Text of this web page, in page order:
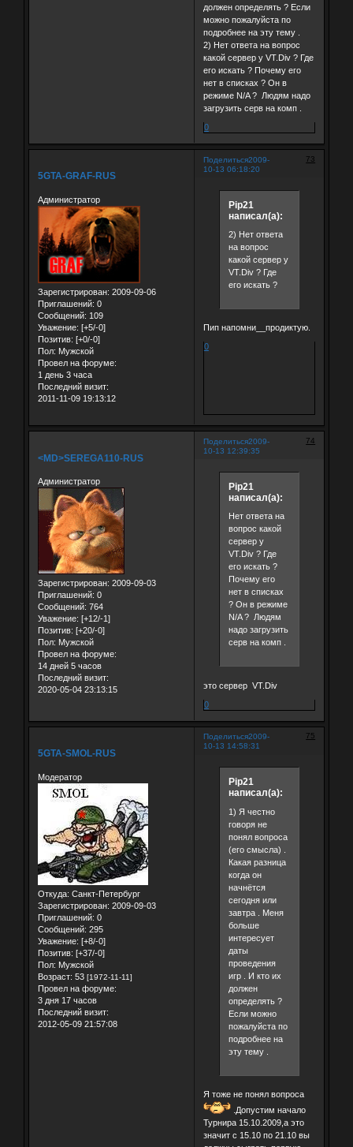
должен определять ? Если
можно пожалуйста по
подробнее на эту тему .
2) Нет ответа на вопрос
какой сервер у VT.Div ? Где
его искать ? Почему его
нет в списках ? Он в
режиме N/A ? Людям надо
загрузить серв на комп .
0
Поделиться 73
2009-
10-13 06:18:20
5GTA-GRAF-RUS
Администратор
Зарегистрирован: 2009-09-06
Приглашений: 0
Сообщений: 109
Уважение: [+5/-0]
Позитив: [+0/-0]
Пол: Мужской
Провел на форуме:
1 день 3 часа
Последний визит:
2011-11-09 19:13:12
Pip21
написал(а):
2) Нет ответа
на вопрос
какой сервер у
VT.Div ? Где
его искать ?
Пип напомни__продиктую.
0
Поделиться 74
2009-
10-13 12:39:35
<MD>SEREGA110-RUS
Администратор
Зарегистрирован: 2009-09-03
Приглашений: 0
Сообщений: 764
Уважение: [+12/-1]
Позитив: [+20/-0]
Пол: Мужской
Провел на форуме:
14 дней 5 часов
Последний визит:
2020-05-04 23:13:15
Pip21
написал(а):
Нет ответа на
вопрос какой
сервер у
VT.Div ? Где
его искать ?
Почему его
нет в списках
? Он в режиме
N/A ? Людям
надо загрузить
серв на комп .
это сервер VT.Div
0
Поделиться 75
2009-
10-13 14:58:31
5GTA-SMOL-RUS
Модератор
Откуда: Санкт-Петербург
Зарегистрирован: 2009-09-03
Приглашений: 0
Сообщений: 295
Уважение: [+8/-0]
Позитив: [+37/-0]
Пол: Мужской
Возраст: 53 [1972-11-11]
Провел на форуме:
3 дня 17 часов
Последний визит:
2012-05-09 21:57:08
Pip21
написал(а):
1) Я честно
говоря не
понял вопроса
(его смысла) .
Какая разница
когда он
начнётся
сегодня или
завтра . Меня
больше
интересует
даты
проведения
игр . И кто их
должен
определять ?
Если можно
пожалуйста по
подробнее на
эту тему .
Я тоже не понял вопроса
.Допустим начало
Турнира 15.10.2009,а это
значит с 15.10 по 21.10 вы